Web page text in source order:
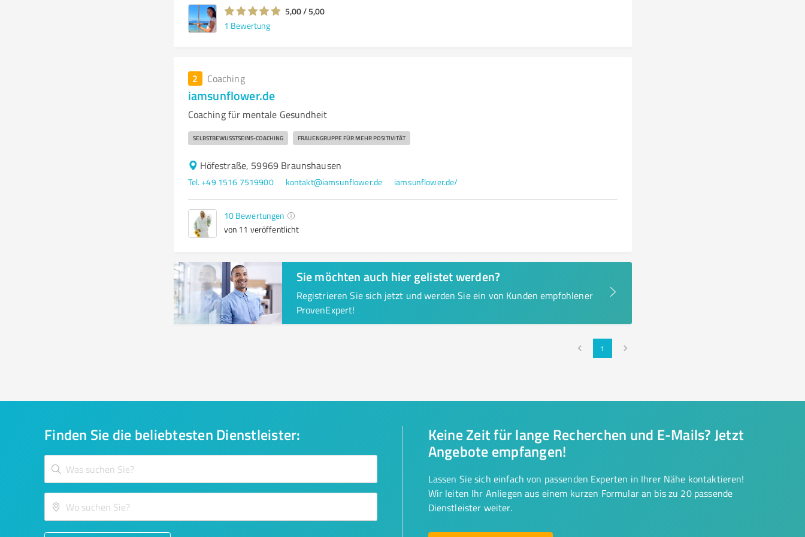
5,00 / 5,00
1 Bewertung
2 Coaching
iamsunflower.de
Coaching für mentale Gesundheit
SELBSTBEWUSSTSEINS-COACHING FRAUENGRUPPE FÜR MEHR POSITIVITÄT
Höfestraße, 59969 Braunshausen
Tel. +49 1516 7519900 kontakt@iamsunflower.de iamsunflower.de/
10 Bewertungen
von 11 veröffentlicht
Sie möchten auch hier gelistet werden?
Registrieren Sie sich jetzt und werden Sie ein von Kunden empfohlener
ProvenExpert!
1
Finden Sie die beliebtesten Dienstleister:
Keine Zeit für lange Recherchen und E-Mails? Jetzt
Angebote empfangen!
Lassen Sie sich einfach von passenden Experten in Ihrer Nähe kontaktieren!
Wir leiten Ihr Anliegen aus einem kurzen Formular an bis zu 20 passende
Dienstleister weiter.